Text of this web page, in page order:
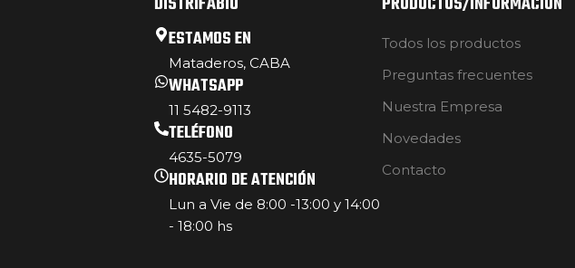
ESTAMOS EN
Mataderos, CABA
WHATSAPP
11 5482-9113
TELÉFONO
4635-5079
HORARIO DE ATENCIÓN
Lun a Vie de 8:00 -13:00 y 14:00
- 18:00 hs
Todos los productos
Preguntas frecuentes
Nuestra Empresa
Novedades
Contacto